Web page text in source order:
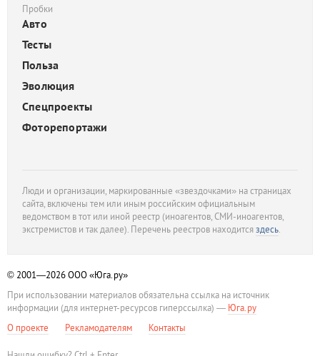
Пробки
Авто
Тесты
Польза
Эволюция
Спецпроекты
Фоторепортажи
Люди и организации, маркированные «звездочками» на страницах
сайта, включены тем или иным российским официальным
ведомством в тот или иной реестр (иноагентов, СМИ-иноагентов,
экстремистов и так далее). Перечень реестров находитсяздесь.
© 2001—2026ООО «Юга.ру»
При использовании материалов обязательна ссылка на источник
информации (для интернет-ресурсов гиперссылка) — Юга.ру
О проекте
Рекламодателям Контакты